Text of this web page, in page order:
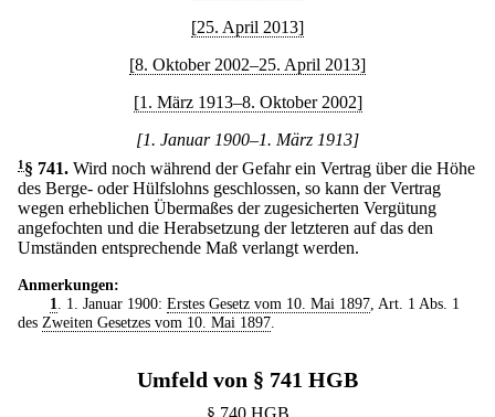
[25. April 2013]
[8. Oktober 2002–25. April 2013]
[1. März 1913–8. Oktober 2002]
[1. Januar 1900–1. März 1913]
1 § 741. Wird noch während der Gefahr ein Vertrag über die Höhe
des Berge- oder Hülfslohns geschlossen, so kann der Vertrag
wegen erheblichen Übermaßes der zugesicherten Vergütung
angefochten und die Herabsetzung der letzteren auf das den
Umständen entsprechende Maß verlangt werden.
Anmerkungen:
1
. 1. Januar 1900: Erstes Gesetz vom 10. Mai 1897, Art. 1 Abs. 1
des Zweiten Gesetzes vom 10. Mai 1897
Umfeld von § 741 HGB
§ 740 HGB